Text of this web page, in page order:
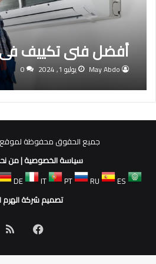
أفضل فنى تكييف
May Abdo يوليو 1, 2024 0
جميع الحقوق محفوظة لموقع
سياسة الخصوصية|من
DE IT PT RU
ES
تصميم شركة الهرم
فيسبوك